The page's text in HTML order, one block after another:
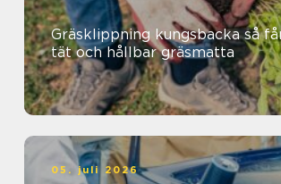
Gräsklippning kungsbacka så får du en
tät och hållbar gräsmatta
05. juli 2026